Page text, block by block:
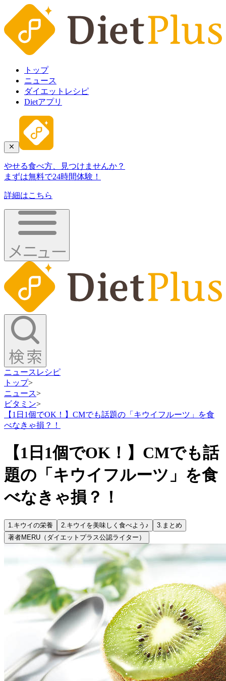
トップ
ニュース
ダイエットレシピ
Dietアプリ
やせる食べ方、見つけませんか？
まずは無料で24時間体験！
詳細はこちら
ニュース レシピ
トップ>
ニュース>
ビタミン>
【1日1個でOK！】CMでも話題の「キウイフルーツ」を食
べなきゃ損？！
【1日1個でOK！】CMでも話
題の「キウイフルーツ」を食
べなきゃ損？！
1.キウイの栄養 2.キウイを美味しく食べよう♪ 3. まとめ
著者MERU（ダイエットプラス公認ライター）